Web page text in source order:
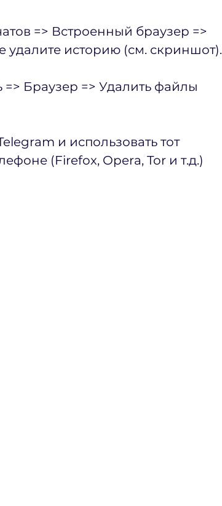
=> Встроенный браузер =>
удалите историю (см. скриншот).
Браузер => Удалить файлы
и использовать тот
(Firefox, Opera, Tor и т.д.)